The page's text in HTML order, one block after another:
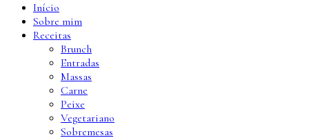
Início
Sobre mim
Receitas
Brunch
Entradas
Massas
Carne
Peixe
Vegetariano
Sobremesas